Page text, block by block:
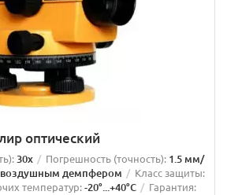
оптический
30x Погрешность (точность): 1.5 мм/
демпфером Класс защиты:
температур:-20°...+40°C Гарантия: